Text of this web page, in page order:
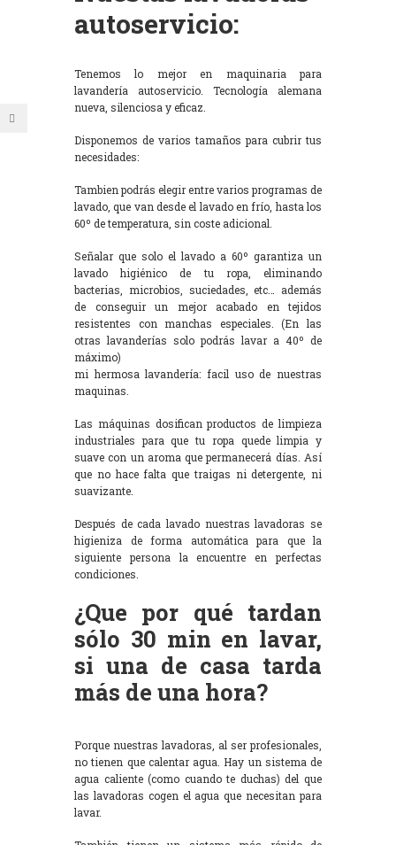
autoservicio:
Tenemos lo mejor en maquinaria para
lavandería autoservicio. Tecnología alemana
nueva, silenciosa y eficaz.
Disponemos de varios tamaños para cubrir tus
necesidades:
Tambien podrás elegir entre varios programas de
lavado, que van desde el lavado en frío, hasta los
60º de temperatura, sin coste adicional.
Señalar que solo el lavado a 60º garantiza un
lavado higiénico de tu ropa, eliminando
bacterias, microbios, suciedades, etc… además
de conseguir un mejor acabado en tejidos
resistentes con manchas especiales. (En las
otras lavanderías solo podrás lavar a 40º de
máximo)
mi hermosa lavandería: facil uso de nuestras
maquinas.
Las máquinas dosifican productos de limpieza
industriales para que tu ropa quede limpia y
suave con un aroma que permanecerá días. Así
que no hace falta que traigas ni detergente, ni
suavizante.
Después de cada lavado nuestras lavadoras se
higieniza de forma automática para que la
siguiente persona la encuentre en perfectas
condiciones.
¿Que por qué tardan
sólo 30 min en lavar,
si una de casa tarda
más de una hora?
Porque nuestras lavadoras, al ser profesionales,
no tienen que calentar agua. Hay un sistema de
agua caliente (como cuando te duchas) del que
las lavadoras cogen el agua que necesitan para
lavar.